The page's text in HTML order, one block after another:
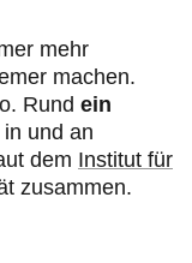
mehr
machen.
Rund ein
in und an
dem Institut für
zusammen.